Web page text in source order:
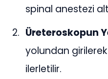
spinal anestezi
Üreteroskopun
yolundan
ilerletilir.